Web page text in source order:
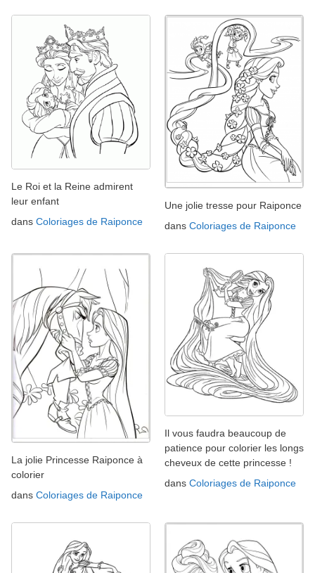
Le Roi et la Reine admirent
leur enfant
dans Coloriages de Raiponce
Une jolie tresse pour Raiponce
dans Coloriages de Raiponce
La jolie Princesse Raiponce à
colorier
dans Coloriages de Raiponce
Il vous faudra beaucoup de
patience pour colorier les longs
cheveux de cette princesse !
dans Coloriages de Raiponce